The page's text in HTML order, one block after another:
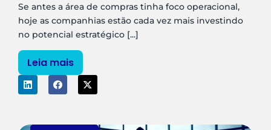
Se antes a área de compras tinha foco operacional,
hoje as companhias estão cada vez mais investindo
no potencial estratégico [...]
Leia mais